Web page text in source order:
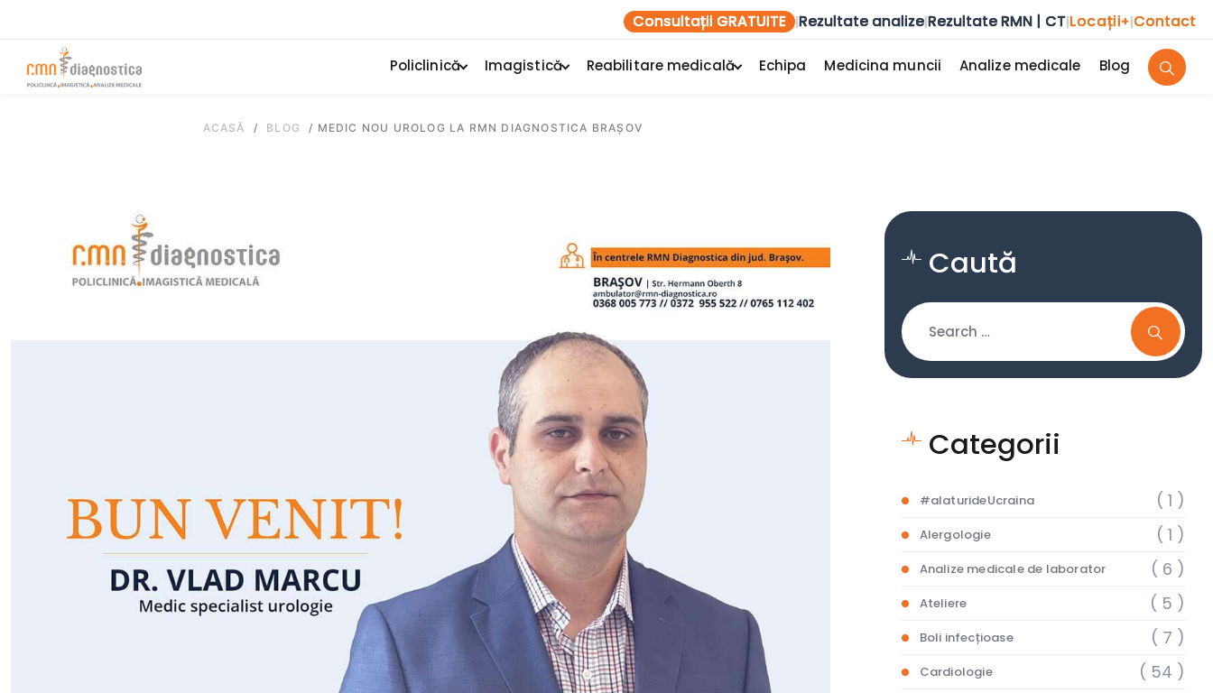
Consultații GRATUITE |Rezultate analize|Rezultate RMN | CT|Locații+|Contact
Policlinică Imagistică Reabilitare medicală Echipa Medicina muncii Analize medicale Blog
ACASĂ / BLOG / MEDIC NOU UROLOG LA RMN DIAGNOSTICA BRAȘOV
Caută
Categorii
#alaturideUcraina ( 1 )
Alergologie ( 1 )
Analize medicale de laborator ( 6 )
Ateliere ( 5 )
Boli infecțioase ( 7 )
Cardiologie ( 54 )